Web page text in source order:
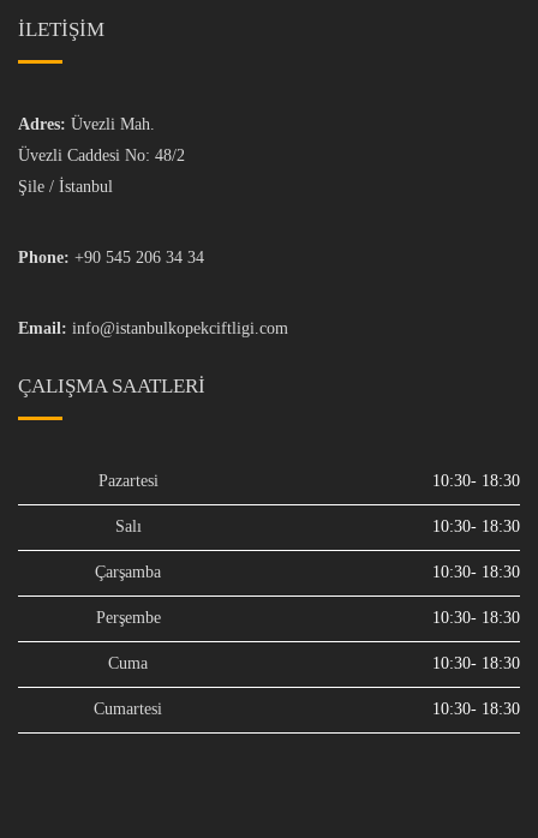
İLETİŞİM
Adres: Üvezli Mah.
Üvezli Caddesi No: 48/2
Şile / İstanbul
Phone: +90 545 206 34 34
Email: info@istanbulkopekciftligi.com
ÇALIŞMA SAATLERI
Pazartesi 10:30- 18:30
Salı 10:30- 18:30
Çarşamba 10:30- 18:30
Perşembe 10:30- 18:30
Cuma 10:30- 18:30
Cumartesi 10:30- 18:30